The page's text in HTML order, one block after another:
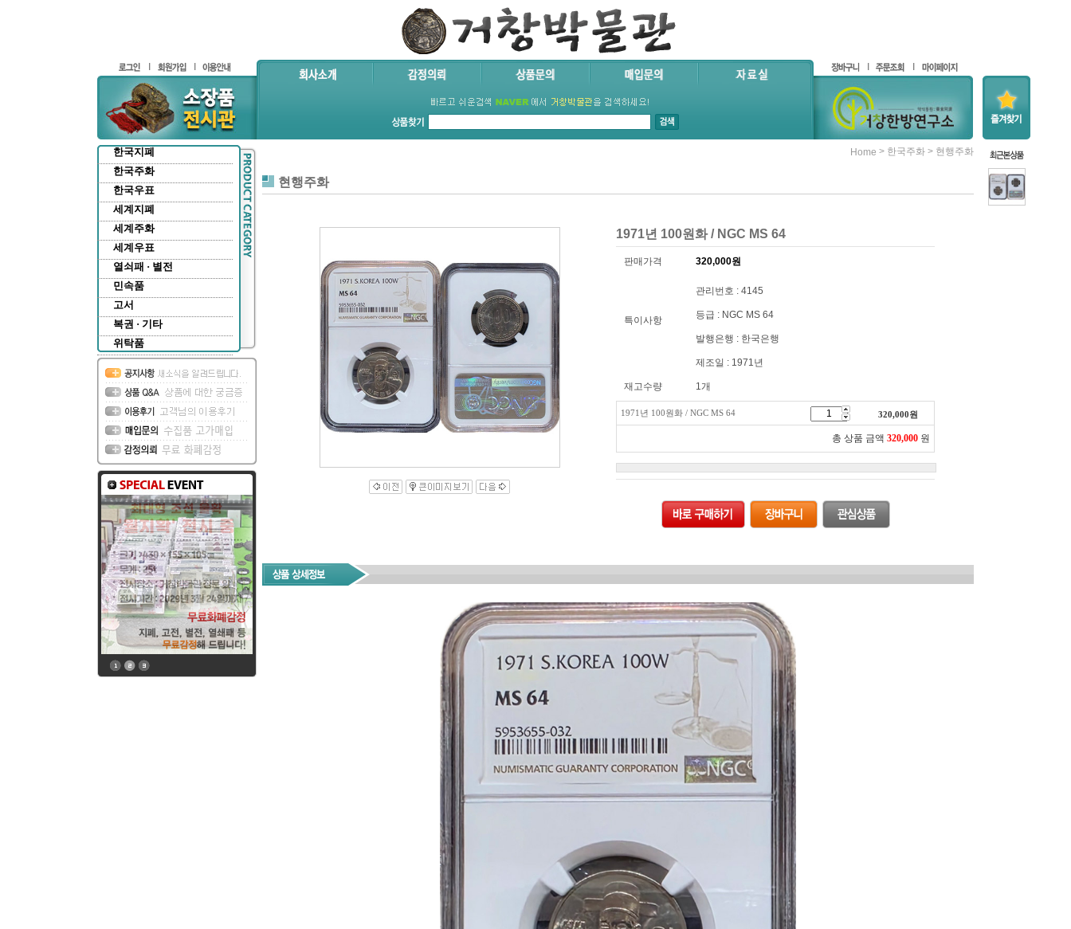
한국지폐
한국주화
한국우표
세계지폐
세계주화
세계우표
열쇠패 · 별전
민속품
고서
복권 · 기타
위탁품
Home > 한국주화 > 현행주화
현행주화
1971년 100원화 / NGC MS 64
판매가격 320,000원
특이사항
관리번호 : 4145
등급 : NGC MS 64
발행은행 : 한국은행
제조일 : 1971년
재고수량 1개
1971년 100원화 / NGC MS 64 320,000원
총 상품 금액 320,000 원